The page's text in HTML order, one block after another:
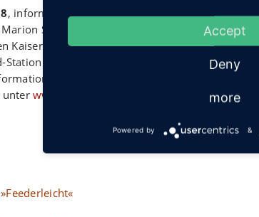
, informieren Dr. Albert Neff, Direktor der Klinik
Skeretsch und Frauke Werner-Winkelmeier
Kaiserschnitt, die Geburt und die Förderung
und des Kreißsaals. Zur Weltstillwoche
zum Aktionsprogramm gibt es auf der
unter www.muehlenkreiskliniken.de
Accept
Deny
more
Powered by &